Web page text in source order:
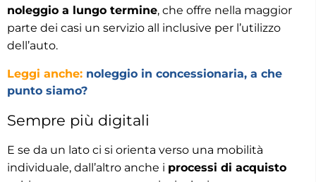
noleggio a lungo termine, che offre nella maggior
parte dei casi un servizio all inclusive per l’utilizzo
dell’auto.
Leggi anche: noleggio in concessionaria, a che
punto siamo?
Sempre più digitali
E se da un lato ci si orienta verso una mobilità
individuale, dall’altro anche i processi di acquisto